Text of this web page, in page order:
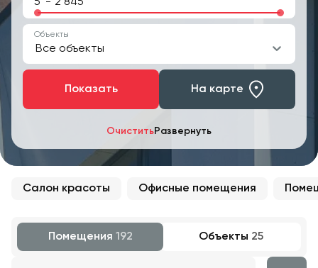
ОчиститьРазвернуть
Объекты
Все объекты
Показать На карте
Салон красоты Офисные помещения
Помещения 192 Объекты 25